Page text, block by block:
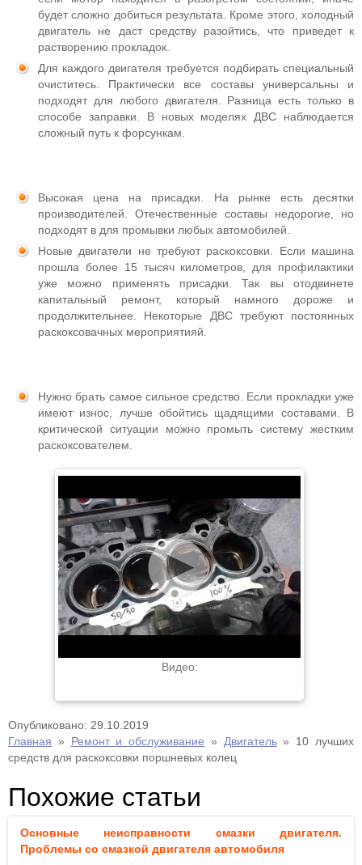
будет сложно добиться результата. Кроме этого, холодный
двигатель не даст средству разойтись, что приведет к
растворению прокладок.
Для каждого двигателя требуется подбирать специальный
очиститесь. Практически все составы универсальны и
подходят для любого двигателя. Разница есть только в
способе заправки. В новых моделях ДВС наблюдается
сложный путь к форсункам.
Высокая цена на присадки. На рынке есть десятки
производителей. Отечественные составы недорогие, но
подходят в для промывки любых автомобилей.
Новые двигатели не требуют раскоксовки. Если машина
прошла более 15 тысяч километров, для профилактики
уже можно применять присадки. Так вы отодвинете
капитальный ремонт, который намного дороже и
продолжительнее. Некоторые ДВС требуют постоянных
раскоксовачных мероприятияй.
Нужно брать самое сильное средство. Если прокладки уже
имеют износ, лучше обойтись щадящими составами. В
критической ситуации можно промыть систему жестким
раскоксователем.
Видео:
Опубликовано: 29.10.2019
Главная » Ремонт и обслуживание » Двигатель» 10 лучших
средств для раскоксовки поршневых колец
Похожие статьи
Основные неисправности смазки двигателя.
Проблемы со смазкой двигателя автомобиля